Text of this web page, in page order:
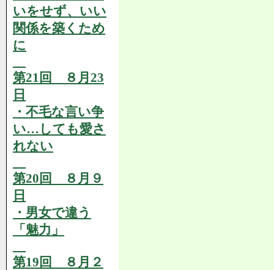
いをせず、いい
関係を築くため
に
第21回 ８月23
日
・不毛な言い争
い…しても愛さ
れない
第20回 ８月９
日
・男女で違う
「魅力」
第19回 ８月２